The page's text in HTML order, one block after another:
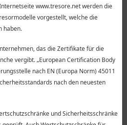
www.tresore.net werden die
vorgestellt, welche die
haben.
das die Zertifikate für die
vergibt. „European Certification Body
nach EN (Europa Norm) 45011
nach den neuesten
und Sicherheitsschränke